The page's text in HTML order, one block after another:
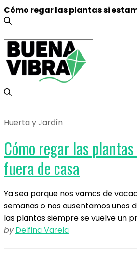
Cómo regar las plantas si
Search
for:
Search
Huerta y Jardín
Cómo regar las
fuera de casa
Ya sea porque nos vamos de
semanas o nos ausentamos unos
las plantas siempre se vuelve un
by Delfina Varela